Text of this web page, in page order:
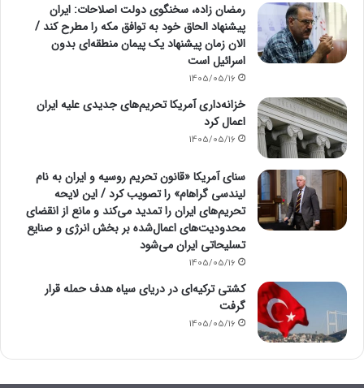
رمضان زاده، سخنگوی دولت اصلاحات: ایران
پیشنهاد الحاق خود به توافق مکه را مطرح کند /
الان زمان پیشنهاد یک پیمان منطقه‌ای بدون
اسرائیل است
1405/05/16
خزانه‌داری آمریکا تحریم‌های جدیدی علیه ایران
اعمال کرد
1405/05/16
سنای آمریکا «قانون تحریم روسیه و ایران به نام
لیندسی گراهام» را تصویب کرد / این لایحه
تحریم‌های ایران را تمدید می‌کند و مانع از انقضای
محدودیت‌های اعمال‌شده بر بخش انرژی و صنایع
تسلیحاتی ایران می‌شود
1405/05/16
کشتی ترکیه‌ای در دریای سیاه هدف حمله قرار
گرفت
1405/05/16